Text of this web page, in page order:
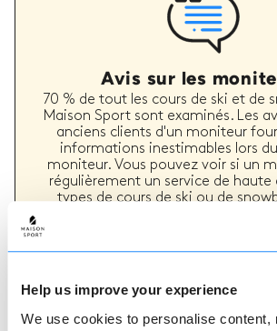
Help us improve your experience
We use cookies to personalise content,
Avis sur les
70 % de tout les cours de ski et de
Maison Sport sont examinés. Les
anciens clients d'un moniteur
informations inestimables lors
moniteur. Vous pouvez voir si un
régulièrement un service de haute
types de cours de ski ou de
Comment réserver